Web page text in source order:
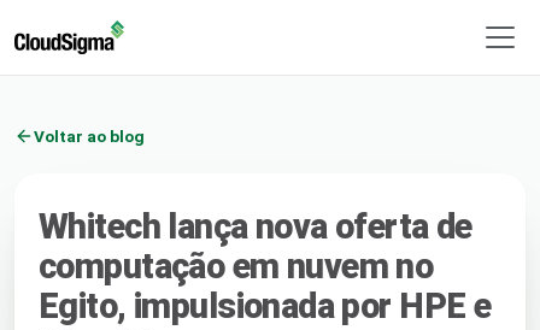
Voltar ao blog
Whitech lança nova oferta de
computação em nuvem no
Egito, impulsionada por HPE e